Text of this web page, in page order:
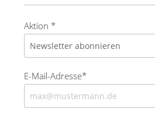
Aktion *
E-Mail-Adresse*